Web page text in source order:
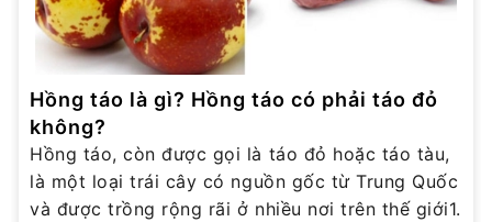
Hồng táo là gì? Hồng táo có phải táo đỏ
không?
Hồng táo, còn được gọi là táo đỏ hoặc táo tàu,
là một loại trái cây có nguồn gốc từ Trung Quốc
và được trồng rộng rãi ở nhiều nơi trên thế giới1.